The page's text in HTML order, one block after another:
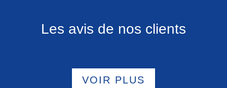
Les avis de nos clients
VOIR PLUS